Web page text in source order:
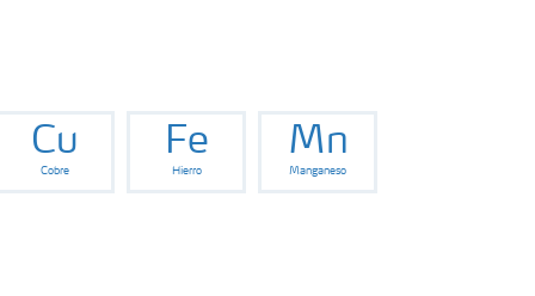
Cu
Cobre
Fe
Hierro
Mn
Manganeso